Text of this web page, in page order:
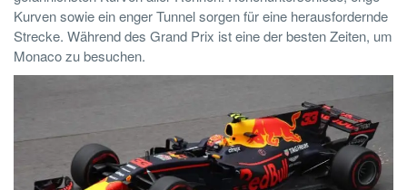
Kurven sowie ein enger Tunnel sorgen für eine herausfordernde
Strecke. Während des Grand Prix ist eine der besten Zeiten, um
Monaco zu besuchen.